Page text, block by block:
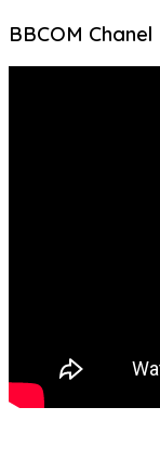
BBCOM Chanel